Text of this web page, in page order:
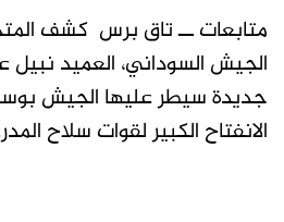
متابعات ــ تاق برس كشف
الجيش السوداني، العميد
جديدة سيطر عليها الجيش
الانفتاح الكبير لقوات سلاح